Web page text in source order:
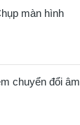
màn hình
chuyển đổi âm